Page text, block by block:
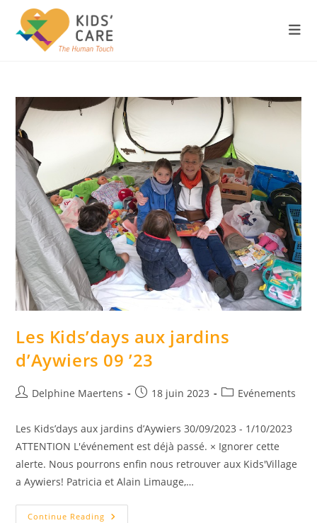
Les Kids’days aux jardins
d’Aywiers 09 ’23
Delphine Maertens 18 juin 2023 Evénements
Les Kids’days aux jardins d’Aywiers 30/09/2023 - 1/10/2023
ATTENTION L'événement est déjà passé. × Ignorer cette
alerte. Nous pourrons enfin nous retrouver aux Kids'Village
a Aywiers! Patricia et Alain Limauge,…
Continue Reading